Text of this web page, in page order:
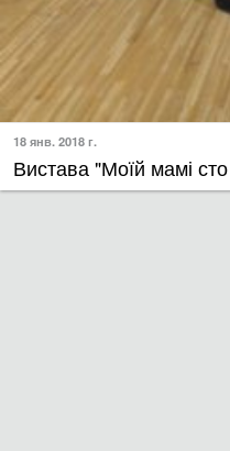
18 янв. 2018 г.
Вистава "Моїй мамі сто